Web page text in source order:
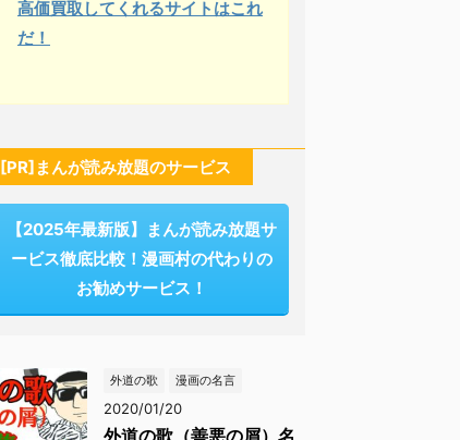
高価買取してくれるサイトはこれ
だ！
[PR]まんが読み放題のサービス
【2025年最新版】まんが読み放題サ
ービス徹底比較！漫画村の代わりの
お勧めサービス！
外道の歌 漫画の名言
2020/01/20
外道の歌（善悪の屑）名